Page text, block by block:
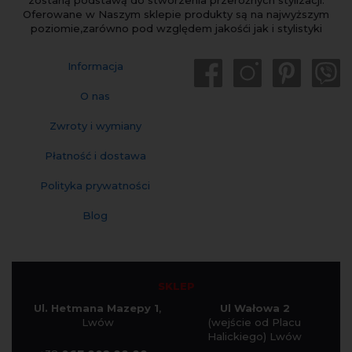
Oferowane w Naszym sklepie produkty są na najwyższym
poziomie,zarówno pod względem jakośći jak i stylistyki
Informacja
O nas
Zwroty i wymiany
Płatność i dostawa
Polityka prywatności
Blog
SKLEP
Ul. Hetmana Mazepy 1,
Lwów
Ul Wałowa 2
(wejście od Placu
Halickiego) Lwów